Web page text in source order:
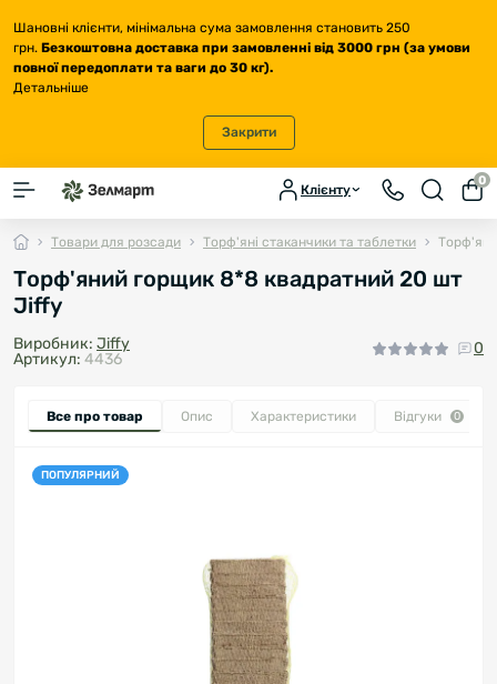
Шановні клієнти, мінімальна сума замовлення становить 250
грн. Безкоштовна доставка при замовленні від 3000 грн (за умови
повної передоплати та ваги до 30 кг).
Детальніше
Закрити
Клієнту
0
Товари для розсади Торф'яні стаканчики та таблетки
Торф'яний горщик 8*8 квадратний 20 шт
Jiffy
Виробник: Jiffy
Артикул: 4436
0
Все про товар Опис Характеристики Відгуки 0
ПОПУЛЯРНИЙ